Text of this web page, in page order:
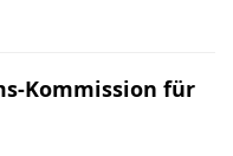
Kommission für